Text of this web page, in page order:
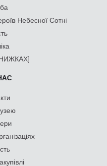
Небесної Сотні